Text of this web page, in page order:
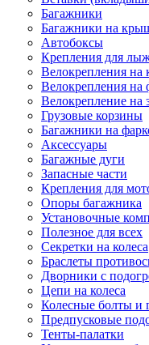
Багажники
Багажники на
Автобоксы
Крепления для
Велокрепления
Велокрепления на
Велокрепление на
Грузовые корзины
Багажники на
Аксессуары
Багажные дуги
Запасные части
Крепления для
Опоры багажника
Установочные
Полезное для всех
Секретки на колеса
Браслеты
Дворники с
Цепи на колеса
Колесные болты и
Предпусковые
Тенты-палатки